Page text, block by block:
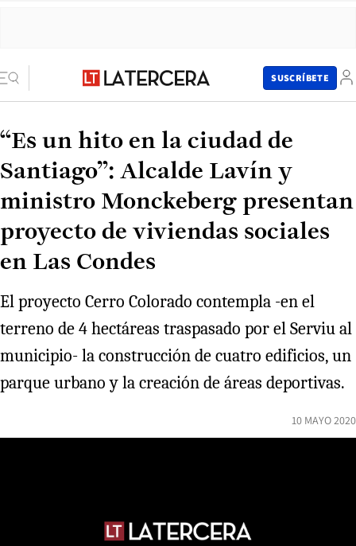
SUSCRÍBETE
“Es un hito en la ciudad de
Santiago”: Alcalde Lavín y
ministro Monckeberg presentan
proyecto de viviendas sociales
en Las Condes
El proyecto Cerro Colorado contempla -en el
terreno de 4 hectáreas traspasado por el Serviu al
municipio- la construcción de cuatro edificios, un
parque urbano y la creación de áreas deportivas.
10 MAYO 2020